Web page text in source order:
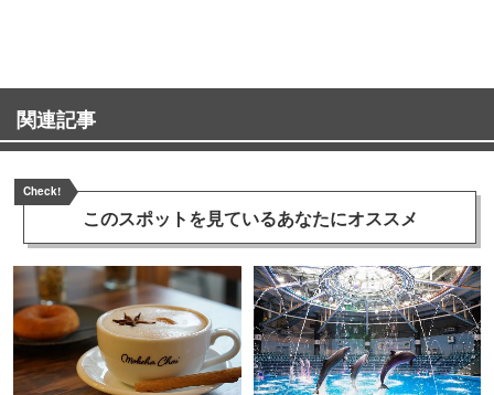
関連記事
Check!
このスポットを見ているあなたにオススメ